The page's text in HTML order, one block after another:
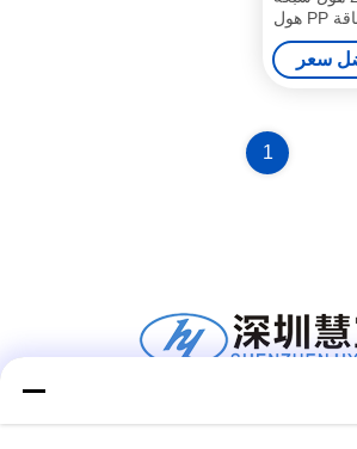
لوحة آلة 150kw الطاقة PP هول
سعر
1